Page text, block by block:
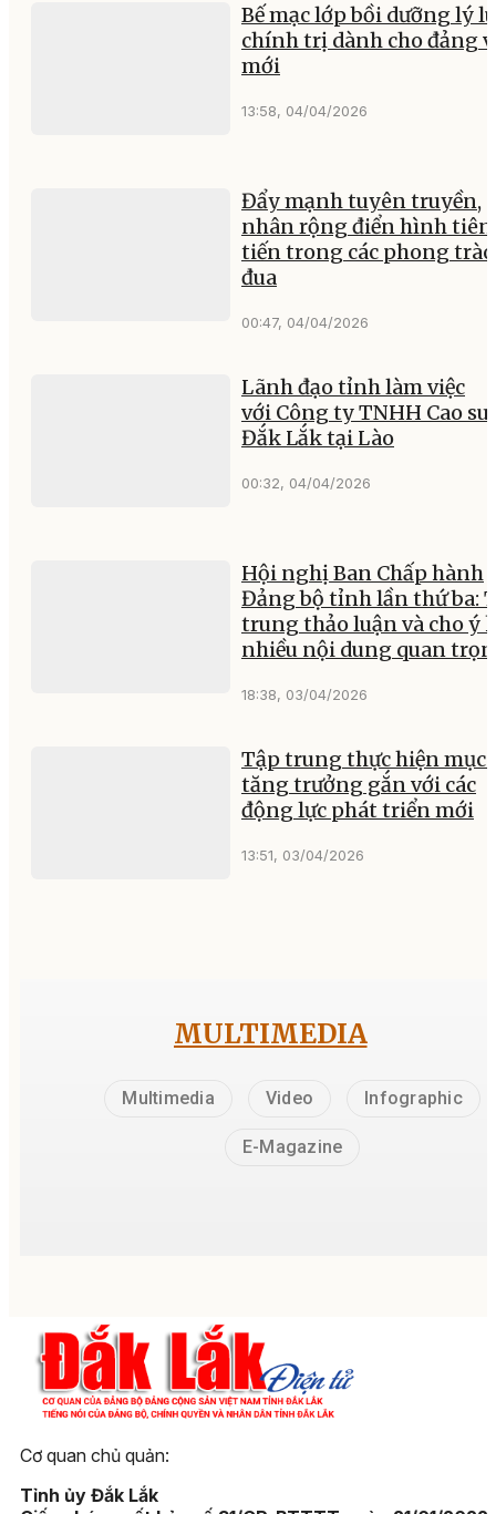
Bế mạc lớp bồi dưỡng lý
chính trị dành cho đảng
mới
13:58, 04/04/2026
Đẩy mạnh tuyên truyền,
nhân rộng điển hình tiên
tiến trong các phong
đua
00:47, 04/04/2026
Lãnh đạo tỉnh làm việc
với Công ty TNHH Cao su
Đắk Lắk tại Lào
00:32, 04/04/2026
Hội nghị Ban Chấp hành
Đảng bộ tỉnh lần thứ ba:
trung thảo luận và cho ý
nhiều nội dung quan
18:38, 03/04/2026
Tập trung thực hiện mục
tăng trưởng gắn với các
động lực phát triển mới
13:51, 03/04/2026
MULTIMEDIA
Multimedia Video Infographic
E-Magazine
Cơ quan chủ quản:
Tỉnh ủy Đắk Lắk